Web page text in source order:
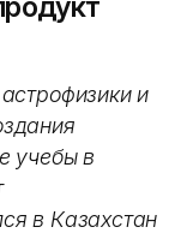
и
учебы в
в Казахстан